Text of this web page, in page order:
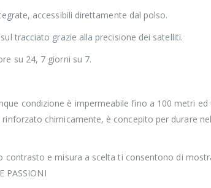
accessibili direttamente dal polso.
tracciato grazie alla precisione dei satelliti.
su 24, 7 giorni su 7.
condizione è impermeabile fino a 100 metri
chimicamente, è concepito per durare
contrasto e misura a scelta ti consentono di
PASSIONI